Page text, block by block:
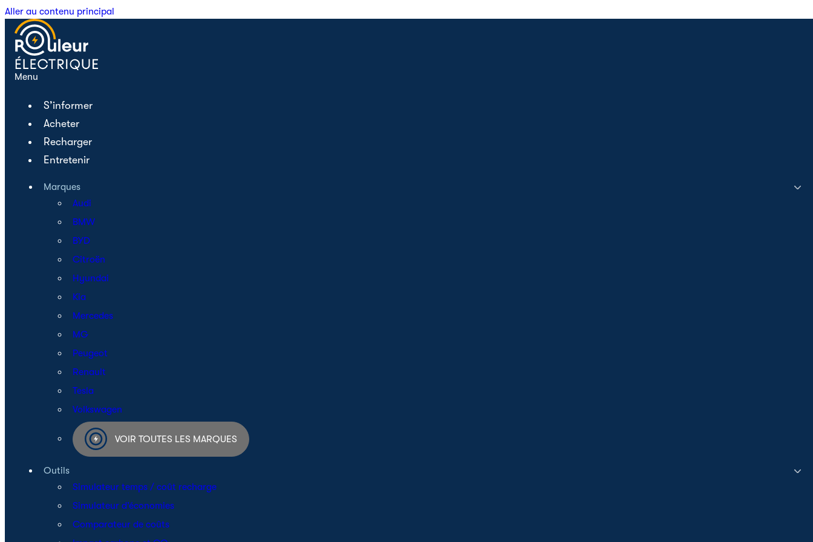
Aller au contenu principal
Menu
S’informer
Acheter
Recharger
Entretenir
Marques
Audi
BMW
BYD
Citroën
Hyundai
Kia
Mercedes
MG
Peugeot
Renault
Tesla
Volkswagen
VOIR TOUTES LES MARQUES
Outils
Simulateur temps / coût recharge
Simulateur d’économies
Comparateur de coûts